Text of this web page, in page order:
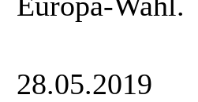
28.05.2019